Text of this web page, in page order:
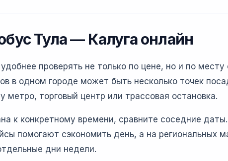
Тула — Калуга онлайн
проверять не только по цене, но и по месту
в одном городе может быть несколько точек
метро, торговый центр или трассовая остановка.
к конкретному времени, сравните соседние
помогают сэкономить день, а на региональных
дни недели.